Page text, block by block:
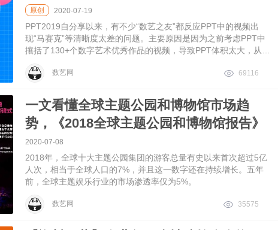
原创 2020-07-19
PPT2019自分享以来，有不少“数艺之友”都反应PPT中的视频出
现“马赛克”等清晰度太差的问题。主要原因是因为之前考虑PPT中
攘括了130+个数字艺术优秀作品的视频，导致PPT体积太大，从而
数艺网 69116
一文看懂全球主题公园和博物馆市场趋
势，《2018全球主题公园和博物馆报告》
2020-07-08
2018年，全球十大主题公园集团的游客总量有史以来首次超过5亿
人次，相当于全球人口的7%，并且这一数字还在持续增长。五年
前，全球主题娱乐行业的市场渗透率仅为5%。
数艺网 35575